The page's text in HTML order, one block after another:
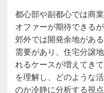
都心部や副都心では商
オファーが期待できる
郊外では開発余地があ
需要があり、住宅分譲
れるケースが増えてき
を理解し、どのような
のか冷静に分析する視